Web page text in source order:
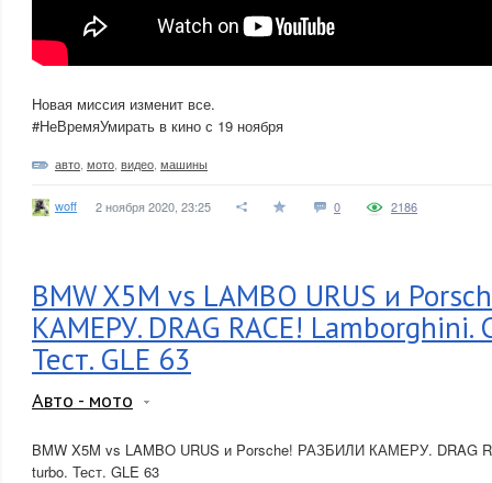
Новая миссия изменит все.
#НеВремяУмирать в кино с 19 ноября
авто мото видео машины
woff 2 ноября 2020, 23:25 0 2186
BMW X5M vs LAMBO URUS и
КАМЕРУ. DRAG RACE! Lamborghini.
Тест. GLE 63
Авто - мото
BMW X5M vs LAMBO URUS и Porsche! РАЗБИЛИ КАМЕРУ. DRAG
turbo. Тест. GLE 63